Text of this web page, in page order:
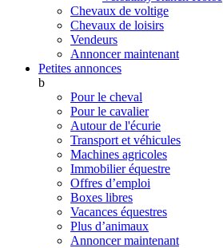
Chevaux de voltige
Chevaux de loisirs
Vendeurs
Annoncer maintenant
Petites annonces
b
Pour le cheval
Pour le cavalier
Autour de l'écurie
Transport et véhicules
Machines agricoles
Immobilier équestre
Offres d’emploi
Boxes libres
Vacances équestres
Plus d’animaux
Annoncer maintenant